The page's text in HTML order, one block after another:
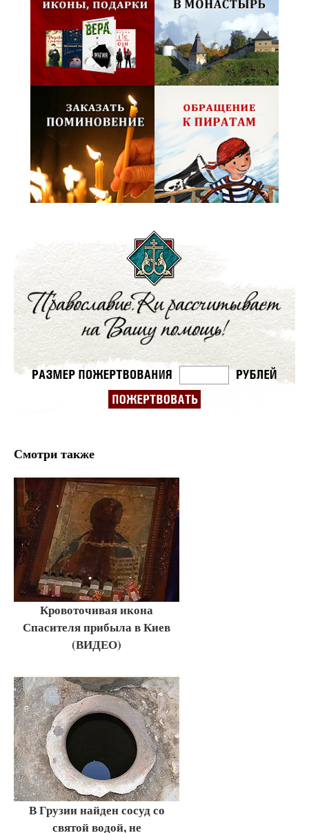
Смотри также
Кровоточивая икона
Спасителя прибыла в Киев
(ВИДЕО)
В Грузии найден сосуд со
святой водой, не